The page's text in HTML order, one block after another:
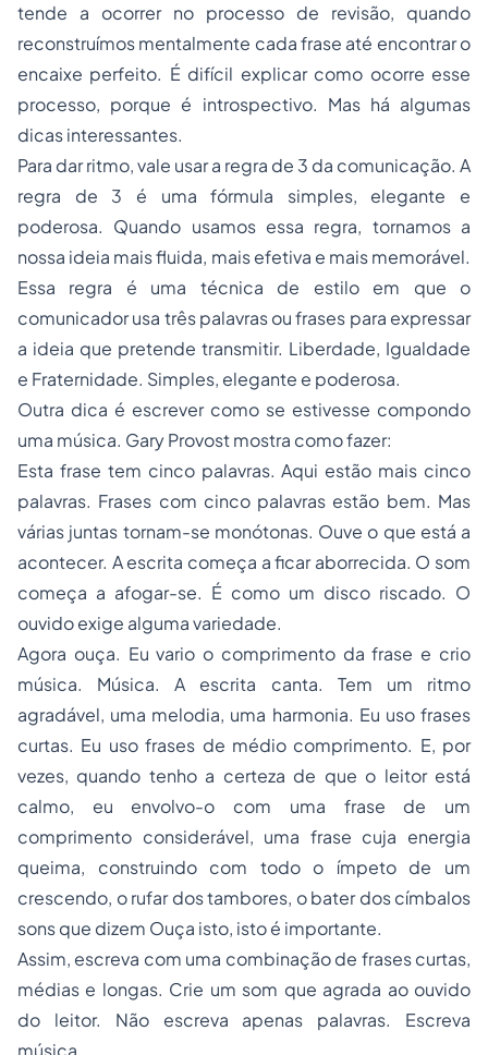
tende a ocorrer no processo de revisão, quando
reconstruímos mentalmente cada frase até encontrar o
encaixe perfeito. É difícil explicar como ocorre esse
processo, porque é introspectivo. Mas há algumas
dicas interessantes.
Para dar ritmo, vale usar a regra de 3 da comunicação. A
regra de 3 é uma fórmula simples, elegante e
poderosa. Quando usamos essa regra, tornamos a
nossa ideia mais fluida, mais efetiva e mais memorável.
Essa regra é uma técnica de estilo em que o
comunicador usa três palavras ou frases para expressar
a ideia que pretende transmitir. Liberdade, Igualdade
e Fraternidade. Simples, elegante e poderosa.
Outra dica é escrever como se estivesse compondo
uma música. Gary Provostmostra como fazer:
Esta frase tem cinco palavras. Aqui estão mais cinco
palavras. Frases com cinco palavras estão bem. Mas
várias juntas tornam-se monótonas. Ouve o que está a
acontecer. A escrita começa a ficar aborrecida. O som
começa a afogar-se. É como um disco riscado. O
ouvido exige alguma variedade.
Agora ouça. Eu vario o comprimento da frase e crio
música. Música. A escrita canta. Tem um ritmo
agradável, uma melodia, uma harmonia. Eu uso frases
curtas. Eu uso frases de médio comprimento. E, por
vezes, quando tenho a certeza de que o leitor está
calmo, eu envolvo-o com uma frase de um
comprimento considerável, uma frase cuja energia
queima, construindo com todo o ímpeto de um
crescendo, o rufar dos tambores, o bater dos címbalos
sons que dizem Ouça isto, isto é importante.
Assim, escreva com uma combinação de frases curtas,
médias e longas. Crie um som que agrada ao ouvido
do leitor. Não escreva apenas palavras. Escreva